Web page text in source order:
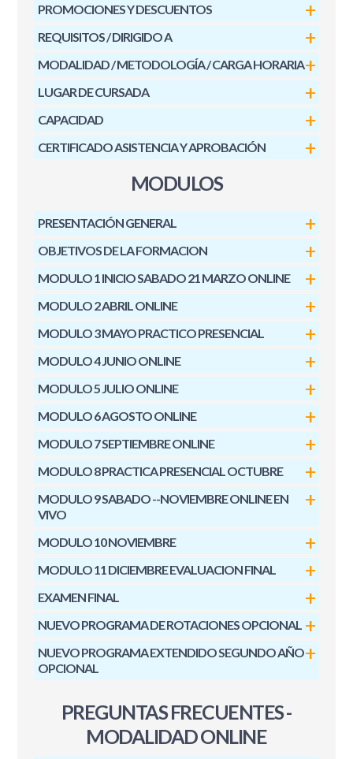
PROMOCIONES Y DESCUENTOS
REQUISITOS / DIRIGIDO A
MODALIDAD / METODOLOGÍA / CARGA HORARIA
LUGAR DE CURSADA
CAPACIDAD
CERTIFICADO ASISTENCIA Y APROBACIÓN
MODULOS
PRESENTACIÓN GENERAL
OBJETIVOS DE LA FORMACION
MODULO 1 INICIO SABADO 21 MARZO ONLINE
MODULO 2 ABRIL ONLINE
MODULO 3 MAYO PRACTICO PRESENCIAL
MODULO 4 JUNIO ONLINE
MODULO 5 JULIO ONLINE
MODULO 6 AGOSTO ONLINE
MODULO 7 SEPTIEMBRE ONLINE
MODULO 8 PRACTICA PRESENCIAL OCTUBRE
MODULO 9 SABADO --NOVIEMBRE ONLINE EN
VIVO
MODULO 10 NOVIEMBRE
MODULO 11 DICIEMBRE EVALUACION FINAL
EXAMEN FINAL
NUEVO PROGRAMA DE ROTACIONES OPCIONAL
NUEVO PROGRAMA EXTENDIDO SEGUNDO AÑO
OPCIONAL
PREGUNTAS FRECUENTES -
MODALIDAD ONLINE